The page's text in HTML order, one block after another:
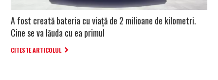
A fost creată bateria cu viață de 2 milioane de kilometri.
Cine se va lăuda cu ea primul
CITESTE ARTICOLUL